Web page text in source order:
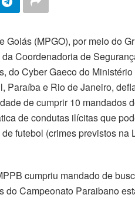
Goiás (MPGO), por meio do
Coordenadoria de
do Cyber Gaeco do
Paraíba e Rio de Janeiro,
de cumprir 10
de condutas ilícitas que
futebol (crimes previstos
cumpriu mandado de
do Campeonato Paraibano